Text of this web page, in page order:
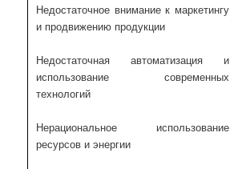
Недостаточное внимание к маркетингу
и продвижению продукции
Недостаточная автоматизация и
использование современных
технологий
Нерациональное использование
ресурсов и энергии